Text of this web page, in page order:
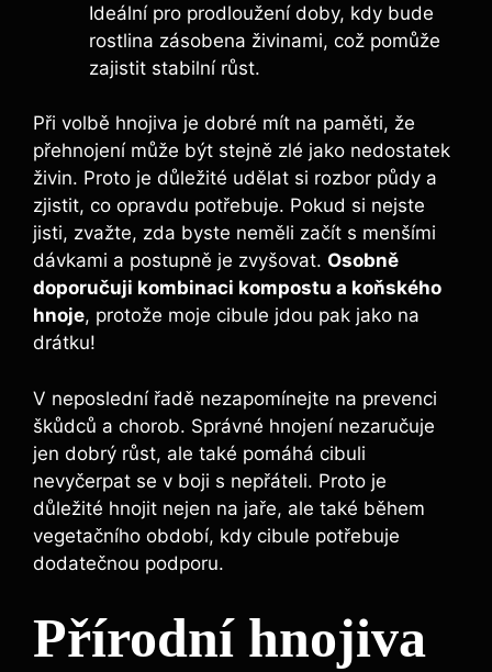
Ideální pro prodloužení doby, kdy​ bude
rostlina zásobena‍ živinami, což pomůže
zajistit stabilní růst.
Při ​volbě hnojiva je dobré mít na ‍paměti, že
přehnojení může být stejně zlé ‌jako nedostatek
živin. Proto je důležité udělat si rozbor půdy a ​
zjistit, co opravdu potřebuje. Pokud si ​nejste
jisti,‍ zvažte, zda byste neměli začít s⁤ menšími
dávkami a postupně je zvyšovat. Osobně
doporučuji kombinaci kompostu a koňského
hnoje, protože moje cibule​ jdou pak jako na
drátku!
V neposlední‌ řadě nezapomínejte na‌ prevenci
škůdců a chorob.‌ Správné hnojení‍ nezaručuje
‌jen dobrý růst, ale také pomáhá cibuli
nevyčerpat se v boji⁤ s⁣ nepřáteli. Proto je
důležité hnojit nejen na jaře, ale také během
vegetačního období, kdy cibule‌ potřebuje⁢
dodatečnou podporu.
Přírodní hnojiva⁢